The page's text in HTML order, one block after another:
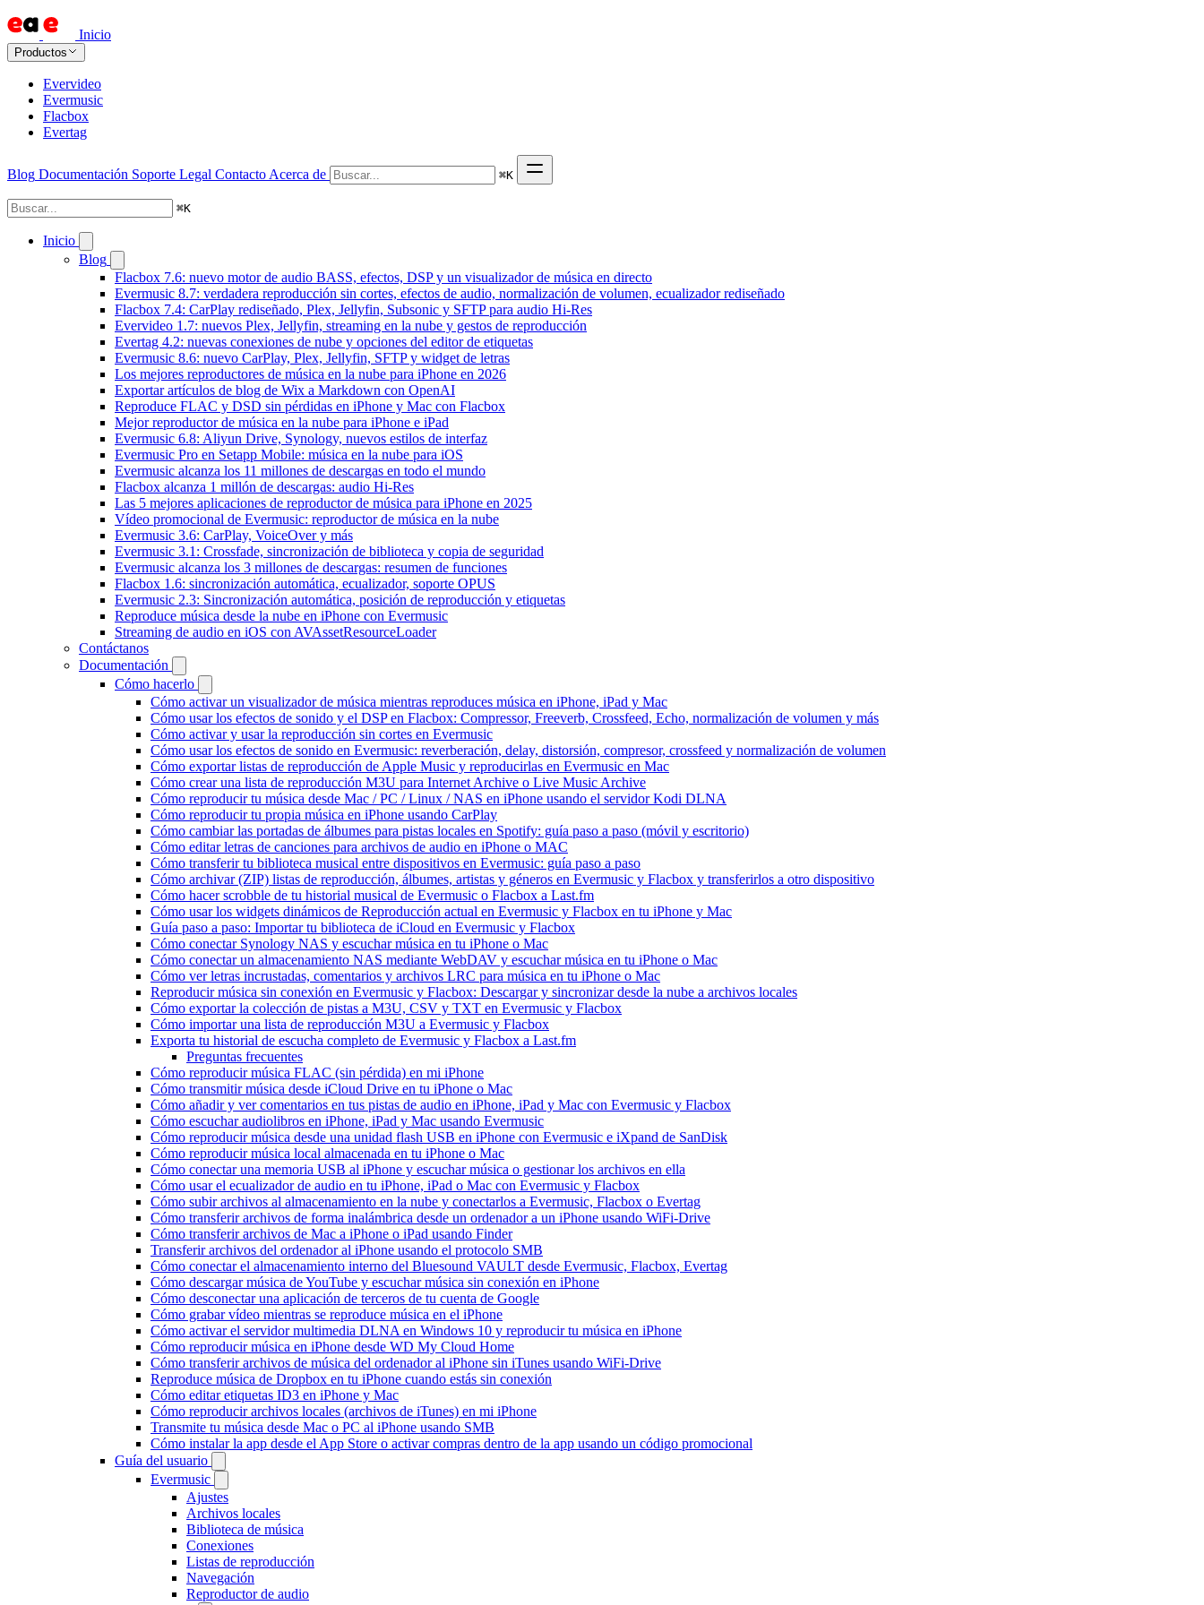
Inicio
Productos
Evervideo
Evermusic
Flacbox
Evertag
Blog Documentación Soporte Legal Contacto Acerca de ⌘K
⌘K
Inicio
Blog
Flacbox 7.6: nuevo motor de audio BASS, efectos, DSP y un visualizador de música en directo
Evermusic 8.7: verdadera reproducción sin cortes, efectos de audio, normalización de volumen, ecualizador rediseñado
Flacbox 7.4: CarPlay rediseñado, Plex, Jellyfin, Subsonic y SFTP para audio Hi-Res
Evervideo 1.7: nuevos Plex, Jellyfin, streaming en la nube y gestos de reproducción
Evertag 4.2: nuevas conexiones de nube y opciones del editor de etiquetas
Evermusic 8.6: nuevo CarPlay, Plex, Jellyfin, SFTP y widget de letras
Los mejores reproductores de música en la nube para iPhone en 2026
Exportar artículos de blog de Wix a Markdown con OpenAI
Reproduce FLAC y DSD sin pérdidas en iPhone y Mac con Flacbox
Mejor reproductor de música en la nube para iPhone e iPad
Evermusic 6.8: Aliyun Drive, Synology, nuevos estilos de interfaz
Evermusic Pro en Setapp Mobile: música en la nube para iOS
Evermusic alcanza los 11 millones de descargas en todo el mundo
Flacbox alcanza 1 millón de descargas: audio Hi-Res
Las 5 mejores aplicaciones de reproductor de música para iPhone en 2025
Vídeo promocional de Evermusic: reproductor de música en la nube
Evermusic 3.6: CarPlay, VoiceOver y más
Evermusic 3.1: Crossfade, sincronización de biblioteca y copia de seguridad
Evermusic alcanza los 3 millones de descargas: resumen de funciones
Flacbox 1.6: sincronización automática, ecualizador, soporte OPUS
Evermusic 2.3: Sincronización automática, posición de reproducción y etiquetas
Reproduce música desde la nube en iPhone con Evermusic
Streaming de audio en iOS con AVAssetResourceLoader
Contáctanos
Documentación
Cómo hacerlo
Cómo activar un visualizador de música mientras reproduces música en iPhone, iPad y Mac
Cómo usar los efectos de sonido y el DSP en Flacbox: Compressor, Freeverb, Crossfeed, Echo, normalización de volumen y más
Cómo activar y usar la reproducción sin cortes en Evermusic
Cómo usar los efectos de sonido en Evermusic: reverberación, delay, distorsión, compresor, crossfeed y normalización de volumen
Cómo exportar listas de reproducción de Apple Music y reproducirlas en Evermusic en Mac
Cómo crear una lista de reproducción M3U para Internet Archive o Live Music Archive
Cómo reproducir tu música desde Mac / PC / Linux / NAS en iPhone usando el servidor Kodi DLNA
Cómo reproducir tu propia música en iPhone usando CarPlay
Cómo cambiar las portadas de álbumes para pistas locales en Spotify: guía paso a paso (móvil y escritorio)
Cómo editar letras de canciones para archivos de audio en iPhone o MAC
Cómo transferir tu biblioteca musical entre dispositivos en Evermusic: guía paso a paso
Cómo archivar (ZIP) listas de reproducción, álbumes, artistas y géneros en Evermusic y Flacbox y transferirlos a otro dispositivo
Cómo hacer scrobble de tu historial musical de Evermusic o Flacbox a Last.fm
Cómo usar los widgets dinámicos de Reproducción actual en Evermusic y Flacbox en tu iPhone y Mac
Guía paso a paso: Importar tu biblioteca de iCloud en Evermusic y Flacbox
Cómo conectar Synology NAS y escuchar música en tu iPhone o Mac
Cómo conectar un almacenamiento NAS mediante WebDAV y escuchar música en tu iPhone o Mac
Cómo ver letras incrustadas, comentarios y archivos LRC para música en tu iPhone o Mac
Reproducir música sin conexión en Evermusic y Flacbox: Descargar y sincronizar desde la nube a archivos locales
Cómo exportar la colección de pistas a M3U, CSV y TXT en Evermusic y Flacbox
Cómo importar una lista de reproducción M3U a Evermusic y Flacbox
Exporta tu historial de escucha completo de Evermusic y Flacbox a Last.fm
Preguntas frecuentes
Cómo reproducir música FLAC (sin pérdida) en mi iPhone
Cómo transmitir música desde iCloud Drive en tu iPhone o Mac
Cómo añadir y ver comentarios en tus pistas de audio en iPhone, iPad y Mac con Evermusic y Flacbox
Cómo escuchar audiolibros en iPhone, iPad y Mac usando Evermusic
Cómo reproducir música desde una unidad flash USB en iPhone con Evermusic e iXpand de SanDisk
Cómo reproducir música local almacenada en tu iPhone o Mac
Cómo conectar una memoria USB al iPhone y escuchar música o gestionar los archivos en ella
Cómo usar el ecualizador de audio en tu iPhone, iPad o Mac con Evermusic y Flacbox
Cómo subir archivos al almacenamiento en la nube y conectarlos a Evermusic, Flacbox o Evertag
Cómo transferir archivos de forma inalámbrica desde un ordenador a un iPhone usando WiFi-Drive
Cómo transferir archivos de Mac a iPhone o iPad usando Finder
Transferir archivos del ordenador al iPhone usando el protocolo SMB
Cómo conectar el almacenamiento interno del Bluesound VAULT desde Evermusic, Flacbox, Evertag
Cómo descargar música de YouTube y escuchar música sin conexión en iPhone
Cómo desconectar una aplicación de terceros de tu cuenta de Google
Cómo grabar vídeo mientras se reproduce música en el iPhone
Cómo activar el servidor multimedia DLNA en Windows 10 y reproducir tu música en iPhone
Cómo reproducir música en iPhone desde WD My Cloud Home
Cómo transferir archivos de música del ordenador al iPhone sin iTunes usando WiFi-Drive
Reproduce música de Dropbox en tu iPhone cuando estás sin conexión
Cómo editar etiquetas ID3 en iPhone y Mac
Cómo reproducir archivos locales (archivos de iTunes) en mi iPhone
Transmite tu música desde Mac o PC al iPhone usando SMB
Cómo instalar la app desde el App Store o activar compras dentro de la app usando un código promocional
Guía del usuario
Evermusic
Ajustes
Archivos locales
Biblioteca de música
Conexiones
Listas de reproducción
Navegación
Reproductor de audio